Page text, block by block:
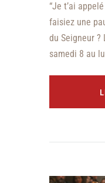
“Je t’ai
faisiez une
du Seigneur
samedi 8 au